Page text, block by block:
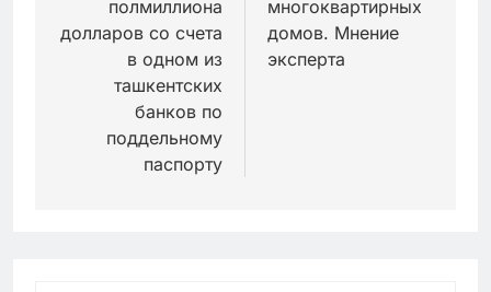
полмиллиона
долларов со счета
в одном из
ташкентских
банков по
поддельному
паспорту
многоквартирных
домов. Мнение
эксперта